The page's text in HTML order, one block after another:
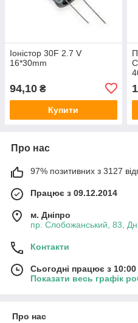
Іоністор 30F 2.7 V
16*30mm
94,10 ₴
Купити
Про нас
97% позитивних з 3127
Працює з 09.12.2014
м. Дніпро
пр. Слобожанський, 83,
Контакти
Сьогодні працює з
Показати весь графік
Про нас